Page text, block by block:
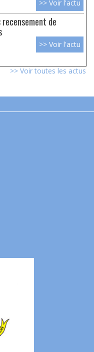
>> Voir l'actu
recensement de
>> Voir l'actu
>> Voir toutes les actus